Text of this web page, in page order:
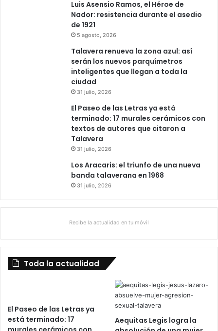
Luis Asensio Ramos, el Héroe de
Nador: resistencia durante el asedio
de 1921
5 agosto, 2026
Talavera renueva la zona azul: así
serán los nuevos parquímetros
inteligentes que llegan a toda la
ciudad
31 julio, 2026
El Paseo de las Letras ya está
terminado: 17 murales cerámicos con
textos de autores que citaron a
Talavera
31 julio, 2026
Los Aracaris: el triunfo de una nueva
banda talaverana en 1968
31 julio, 2026
Recibe la actualidad en tu móvil
Toda la actualidad
El Paseo de las Letras ya
está terminado: 17
Aequitas Legis logra la